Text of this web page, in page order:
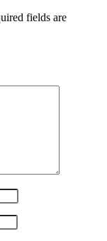
fields are